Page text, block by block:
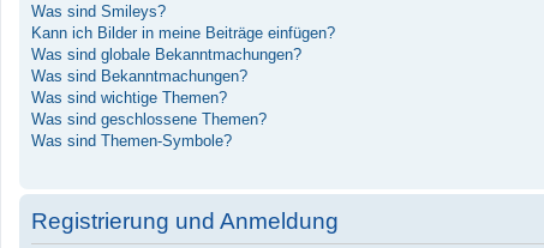
Was sind Smileys?
Kann ich Bilder in meine Beiträge einfügen?
Was sind globale Bekanntmachungen?
Was sind Bekanntmachungen?
Was sind wichtige Themen?
Was sind geschlossene Themen?
Was sind Themen-Symbole?
Registrierung und Anmeldung